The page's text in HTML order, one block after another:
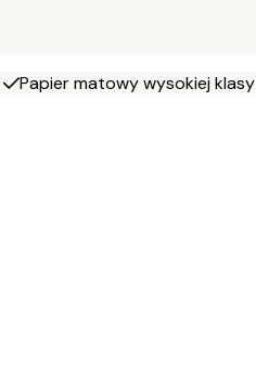
Papier matowy wysokiej klasy